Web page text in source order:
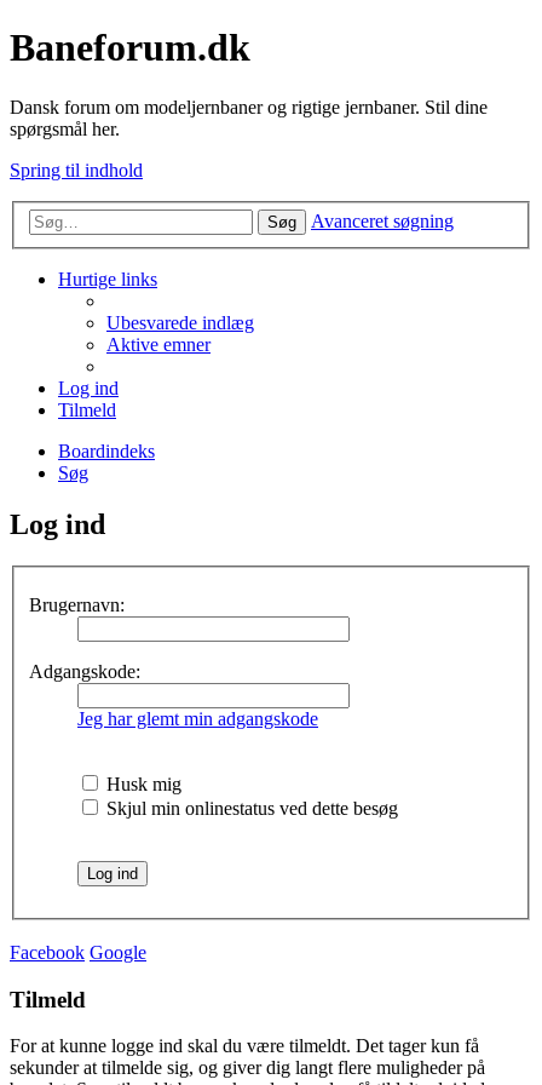
Baneforum.dk
Dansk forum om modeljernbaner og rigtige jernbaner. Stil dine
spørgsmål her.
Spring til indhold
Søg Avanceret søgning
Hurtige links
Ubesvarede indlæg
Aktive emner
Log ind
Tilmeld
Boardindeks
Søg
Log ind
Brugernavn:
Adgangskode:
Jeg har glemt min adgangskode
Husk mig
Skjul min onlinestatus ved dette besøg
Facebook Google
Tilmeld
For at kunne logge ind skal du være tilmeldt. Det tager kun få
sekunder at tilmelde sig, og giver dig langt flere muligheder på